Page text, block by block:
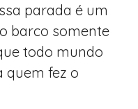
parada é um
barco somente
todo mundo
quem fez o